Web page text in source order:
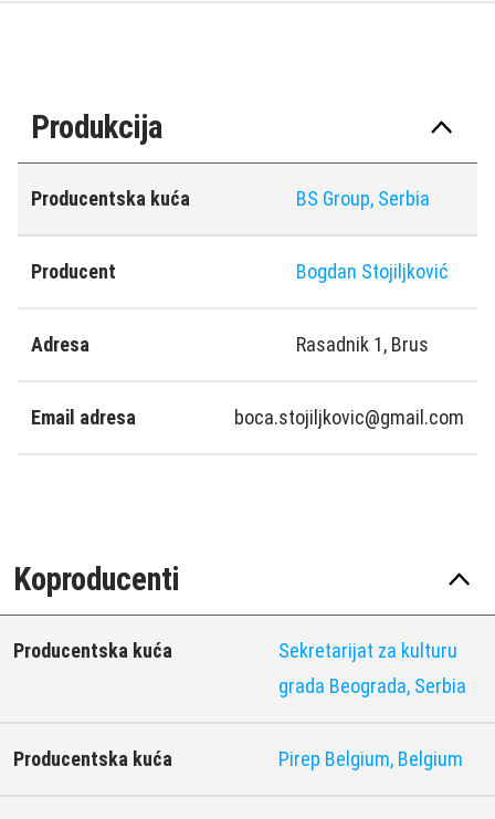
Produkcija
Producentska kuća BS Group, Serbia
Producent Bogdan Stojiljković
Adresa Rasadnik 1, Brus
Email adresa boca.stojiljkovic@gmail.com
Koproducenti
Producentska kuća
Sekretarijat za kulturu
grada Beograda, Serbia
Producentska kuća Pirep Belgium, Belgium